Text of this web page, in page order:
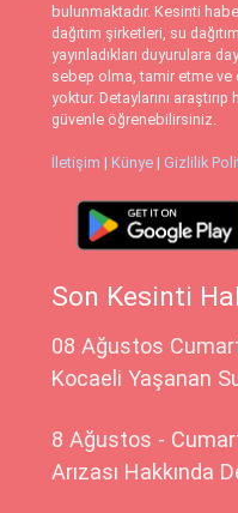
bulunmaktadır. Kesinti
dağıtım şirketleri, su
yayınladıkları duyurulara
sebep olma, tamir etme
yoktur. Detaylarını
güvenle öğrenebilirsiniz.
İletişim | Künye | Gizlilik
Son Kesinti
08 Ağustos
Kocaeli Yaşanan
8 Ağustos -
Arızası Hakkında